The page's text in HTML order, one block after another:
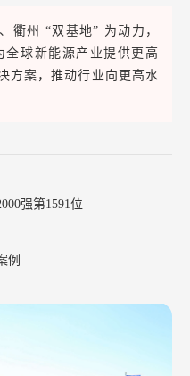
衢州 “双基地” 为动力，
全球新能源产业提供更高
方案，推动行业向更高水
强第1591位
例